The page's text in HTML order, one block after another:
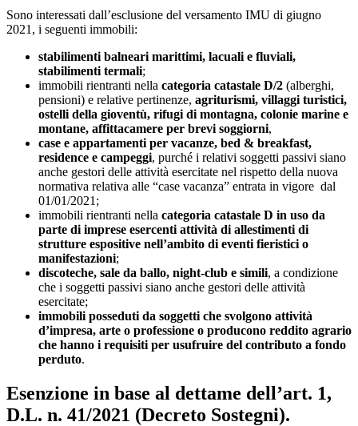
Sono interessati dall’esclusione del versamento IMU di giugno
2021, i seguenti immobili:
stabilimenti balneari marittimi, lacuali e fluviali,
stabilimenti termali;
immobili rientranti nella categoria catastale D/2 (alberghi,
pensioni) e relative pertinenze, agriturismi, villaggi turistici,
ostelli della gioventù, rifugi di montagna, colonie marine e
montane, affittacamere per brevi soggiorni,
case e appartamenti per vacanze, bed & breakfast,
residence e campeggi, purché i relativi soggetti passivi siano
anche gestori delle attività esercitate nel rispetto della nuova
normativa relativa alle “case vacanza” entrata in vigore dal
01/01/2021;
immobili rientranti nella categoria catastale D in uso da
parte di imprese esercenti attività di allestimenti di
strutture espositive nell’ambito di eventi fieristici o
manifestazioni;
discoteche, sale da ballo, night-club e simili, a condizione
che i soggetti passivi siano anche gestori delle attività
esercitate;
immobili posseduti da soggetti che svolgono attività
d’impresa, arte o professione o producono reddito agrario
che hanno i requisiti per usufruire del contributo a fondo
perduto.
Esenzione in base al dettame dell’art. 1,
D.L. n. 41/2021 (Decreto Sostegni).